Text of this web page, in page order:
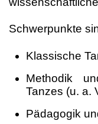
Schwerpunkte
Klassische
Methodik
Tanzes (u. a.
Pädagogik